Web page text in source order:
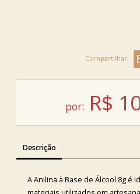
por: R$
Descrição
A Anilina à Base de Álcool 8g é